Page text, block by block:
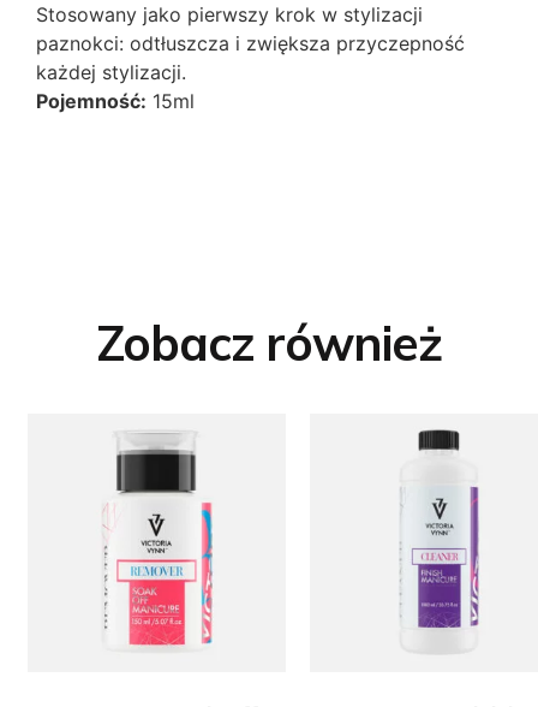
Stosowany jako pierwszy krok w stylizacji
paznokci: odtłuszcza i zwiększa przyczepność
każdej stylizacji.
Pojemność: 15ml
Zobacz również